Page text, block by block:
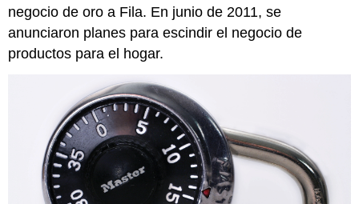
negocio de oro a Fila. En junio de 2011, se
anunciaron planes paraescindir el negocio de
productos para el hogar.